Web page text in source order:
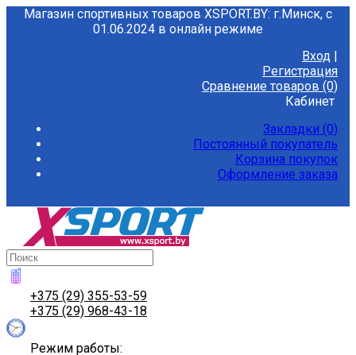
Магазин спортивных товаров XSPORT.BY: г.Минск, с
01.06.2024 в онлайн режиме
Вход |
Регистрация
Сравнение товаров (0)
Кабинет
Закладки (0)
Постоянный покупатель
Корзина покупок
Оформление заказа
+375 (29) 355-53-59
+375 (29) 968-43-18
Режим работы: